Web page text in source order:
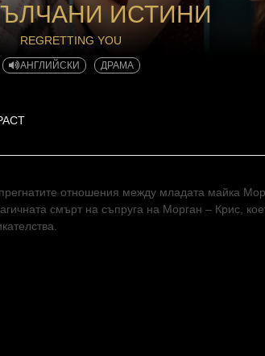
ИСТИНИ
REGRETTING YOU
АНГЛИЙСКИ ДРАМА
отношения между младата майка
смърт на съпруга на Морган – Крис,